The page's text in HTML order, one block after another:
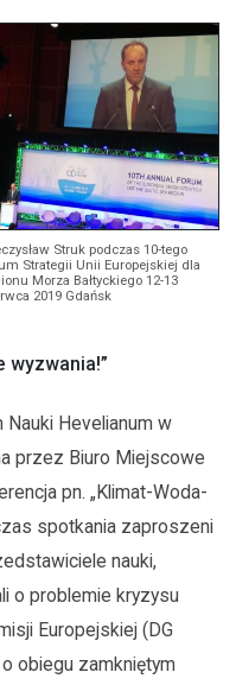
Struk podczas 10-tego
Strategii Unii Europejskiej dla
Morza Bałtyckiego 12-13
2019 Gdańsk
wyzwania!”
Hevelianum w
przez Biuro Miejscowe
pn. „Klimat-Woda-
spotkania zaproszeni
nauki,
o problemie kryzysu
Europejskiej (DG
obiegu zamkniętym